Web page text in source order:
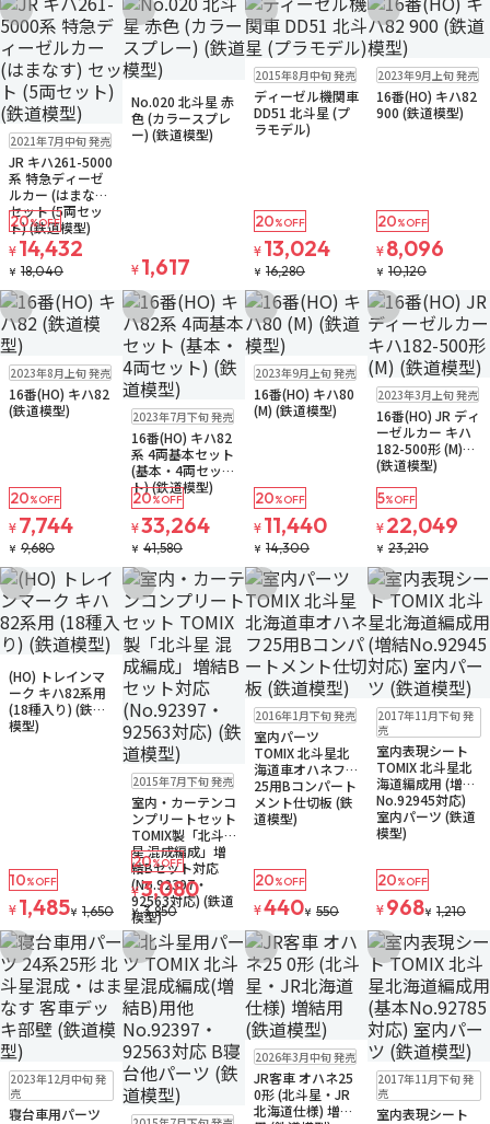
お気に入りに追加
再入荷販売中
2021年7月中旬 発売
JR キハ261-5000
系 特急ディーゼ
ルカー (はまなす)
セット (5両セッ
ト) (鉄道模型)
20%OFF
¥ 14,432
¥ 18,040
お気に入りに追加
No.020 北斗星 赤
色 (カラースプレ
ー) (鉄道模型)
¥ 1,617
お気に入りに追加
販売中
2015年8月中旬 発売
ディーゼル機関車
DD51 北斗星 (プ
ラモデル)
20%OFF
¥ 13,024
¥ 16,280
お気に入りに
販売中
2023年9月上旬 発売
16番(HO) キハ82
900 (鉄道模型)
20%OFF
¥ 8,096
¥ 10,120
お気に入りに追加
販売中
2023年8月上旬 発売
16番(HO) キハ82
(鉄道模型)
20%OFF
¥ 7,744
¥ 9,680
お気に入りに追加
販売中送料無料
2023年7月下旬 発売
16番(HO) キハ82
系 4両基本セット
(基本・4両セッ
ト) (鉄道模型)
20%OFF
¥33,264
¥ 41,580
お気に入りに追加
販売中
2023年9月上旬 発売
16番(HO) キハ80
(M) (鉄道模型)
20%OFF
¥ 11,440
¥ 14,300
お気に入りに
販売中
2023年3月上旬 発売
16番(HO) JR ディ
ーゼルカー キハ
182-500形 (M)
(鉄道模型)
5%OFF
¥ 22,049
¥ 23,210
お気に入りに追加
(HO) トレインマ
ーク キハ82系用
(18種入り) (鉄道
模型)
10%OFF
¥ 1,485¥ 1,650
お気に入りに追加
ゆうパケット
お取り寄せ
2015年7月下旬 発売
室内・カーテンコ
ンプリートセット
TOMIX製「北斗
星 混成編成」増
結Bセット対応
(No.92397・
92563対応) (鉄道
模型)
20%OFF
¥3,080
¥3,850
お気に入りに追加
ゆうパケット
お取り寄せ
2016年1月下旬 発売
室内パーツ
TOMIX 北斗星北
海道車オハネフ
25用Bコンパート
メント仕切板 (鉄
道模型)
20%OFF
¥440¥ 550
お気に入りに
ゆうパケット
お取り寄せ
2017年11月下旬 発
売
室内表現シート
TOMIX 北斗星北
海道編成用 (増結
No.92945対応)
室内パーツ (鉄道
模型)
20%OFF
¥ 968¥ 1,210
お気に入りに追加
ゆうパケット
お取り寄せ
2023年12月中旬 発
売
寝台車用パーツ
お気に入りに追加
ゆうパケット
お気に入りに追加
再入荷販売中
2026年3月中旬 発売
JR客車 オハネ25
0形 (北斗星・JR
北海道仕様) 増結
お気に入りに
ゆうパケット
お取り寄せ
2017年11月下旬 発
売
室内表現シート